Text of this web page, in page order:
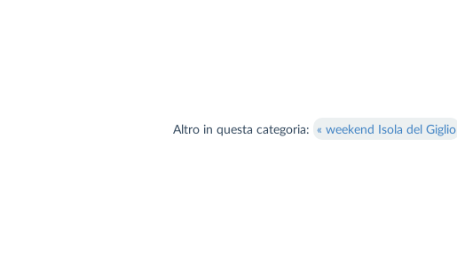
Altro in questa categoria: « weekend Isola del Giglio